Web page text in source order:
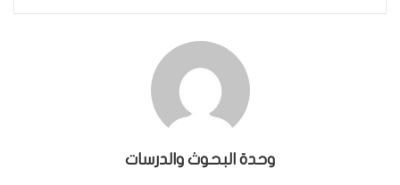
وحدة البحوث والدرسات